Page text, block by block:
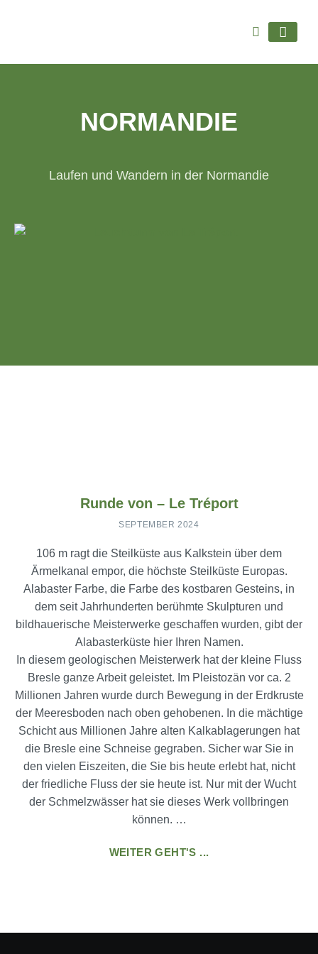
NORMANDIE
Laufen und Wandern in der Normandie
Runde von – Le Tréport
SEPTEMBER 2024
106 m ragt die Steilküste aus Kalkstein über dem
Ärmelkanal empor, die höchste Steilküste Europas.
Alabaster Farbe, die Farbe des kostbaren Gesteins, in
dem seit Jahrhunderten berühmte Skulpturen und
bildhauerische Meisterwerke geschaffen wurden, gibt der
Alabasterküste hier Ihren Namen.
In diesem geologischen Meisterwerk hat der kleine Fluss
Bresle ganze Arbeit geleistet. Im Pleistozän vor ca. 2
Millionen Jahren wurde durch Bewegung in der Erdkruste
der Meeresboden nach oben gehobenen. In die mächtige
Schicht aus Millionen Jahre alten Kalkablagerungen hat
die Bresle eine Schneise gegraben. Sicher war Sie in
den vielen Eiszeiten, die Sie bis heute erlebt hat, nicht
der friedliche Fluss der sie heute ist. Nur mit der Wucht
der Schmelzwässer hat sie dieses Werk vollbringen
können. …
WEITER GEHT'S ...